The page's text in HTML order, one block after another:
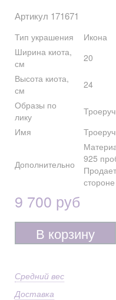
Артикул 171671
Тип украшения
Икона
Ширина киота,
см
20
Высота киота,
см
24
Образы по
лику
Имя
Дополнительно
925
9 700 руб
В корзину
Средний вес
Доставка